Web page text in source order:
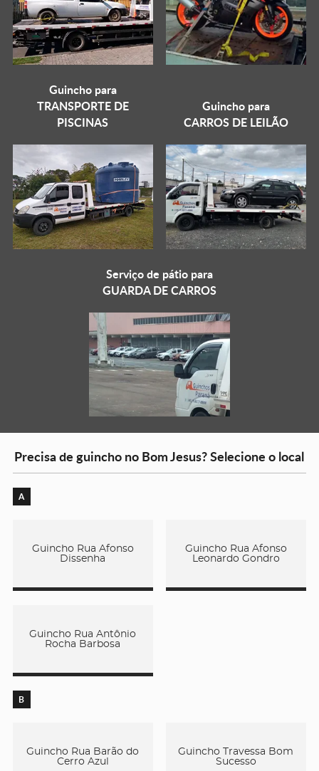
Guincho para
TRANSPORTE DE
PISCINAS
Guincho para
CARROS DE LEILÃO
Serviço de pátio para
GUARDA DE CARROS
Precisa de guincho no Bom Jesus? Selecione o local
A
Guincho Rua Afonso
Dissenha
Guincho Rua Afonso
Leonardo Gondro
Guincho Rua Antônio
Rocha Barbosa
B
Guincho Rua Barão do
Cerro Azul
Guincho Travessa Bom
Sucesso